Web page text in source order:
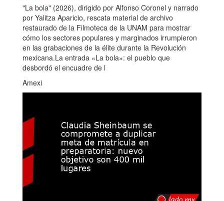
"La bola" (2026), dirigido por Alfonso Coronel y narrado
por Yalitza Aparicio, rescata material de archivo
restaurado de la Filmoteca de la UNAM para mostrar
cómo los sectores populares y marginados irrumpieron
en las grabaciones de la élite durante la Revolución
mexicana.La entrada «La bola»: el pueblo que
desbordó el encuadre de l
Amexi